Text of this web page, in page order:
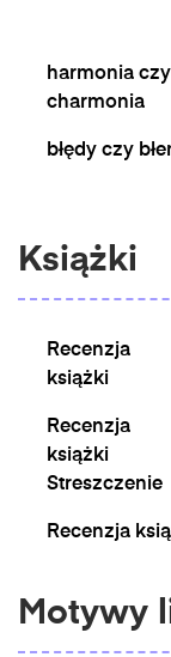
harmonia czy
charmonia
błędy czy
Książki
Recenzja
książki
Recenzja
książki
Streszczenie
Recenzja
Motywy